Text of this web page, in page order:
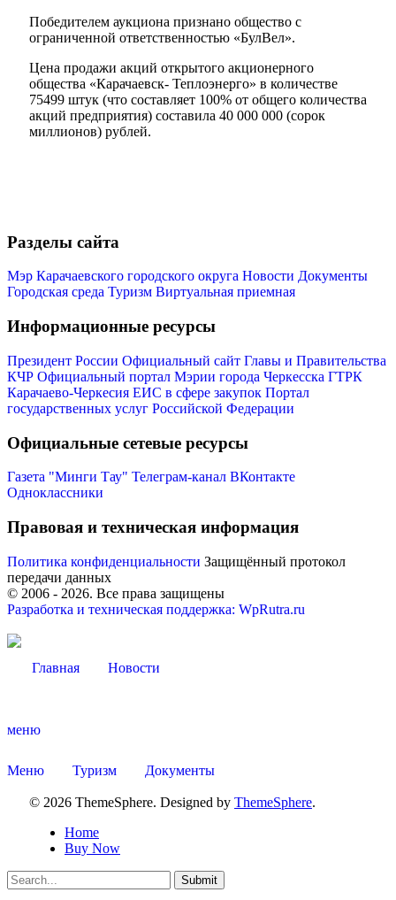
Победителем аукциона признано общество с
ограниченной ответственностью «БулВел».
Цена продажи акций открытого акционерного
общества «Карачаевск- Теплоэнерго» в количестве
75499 штук (что составляет 100% от общего количества
акций предприятия) составила 40 000 000 (сорок
миллионов) рублей.
Разделы сайта
Мэр Карачаевского городского округа Новости Документы
Городская среда Туризм Виртуальная приемная
Информационные ресурсы
Президент России Официальный сайт Главы и Правительства
КЧР Официальный портал Мэрии города Черкесска ГТРК
Карачаево-Черкесия ЕИС в сфере закупок Портал
государственных услуг Российской Федерации
Официальные сетевые ресурсы
Газета "Минги Тау" Телеграм-канал ВКонтакте
Одноклассники
Правовая и техническая информация
Политика конфиденциальности Защищённый протокол
передачи данных
© 2006 - 2026. Все права защищены
Разработка и техническая поддержка: WpRutra.ru
Главная Новости
меню
Меню Туризм Документы
© 2026 ThemeSphere. Designed by ThemeSphere.
Home
Buy Now
Submit
Администрация
Туризм